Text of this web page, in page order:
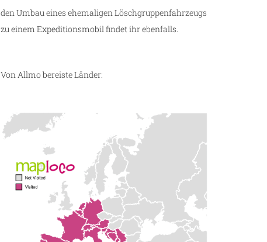
den Umbau eines ehemaligen Löschgruppenfahrzeugs
zu einem Expeditionsmobil findet ihr ebenfalls.
Von Allmo bereiste Länder: